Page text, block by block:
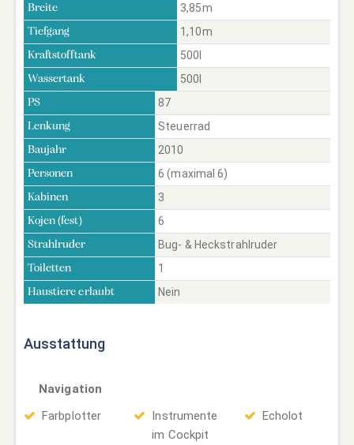
Breite 3,85m
Tiefgang 1,10m
Kraftstofftank 500l
Wassertank 500l
PS 87
Lenkung Steuerrad
Baujahr 2010
Personen 6 (maximal 6)
Kabinen 3
Kojen (fest) 6
Strahlruder Bug- & Heckstrahlruder
Toiletten 1
Haustiere erlaubt Nein
Ausstattung
Navigation
Farbplotter
Instrumente
im Cockpit
Echolot